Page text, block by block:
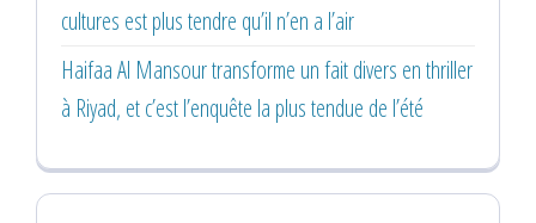
cultures est plus tendre qu’il n’en a l’air
Haifaa Al Mansour transforme un fait divers en thriller
à Riyad, et c’est l’enquête la plus tendue de l’été